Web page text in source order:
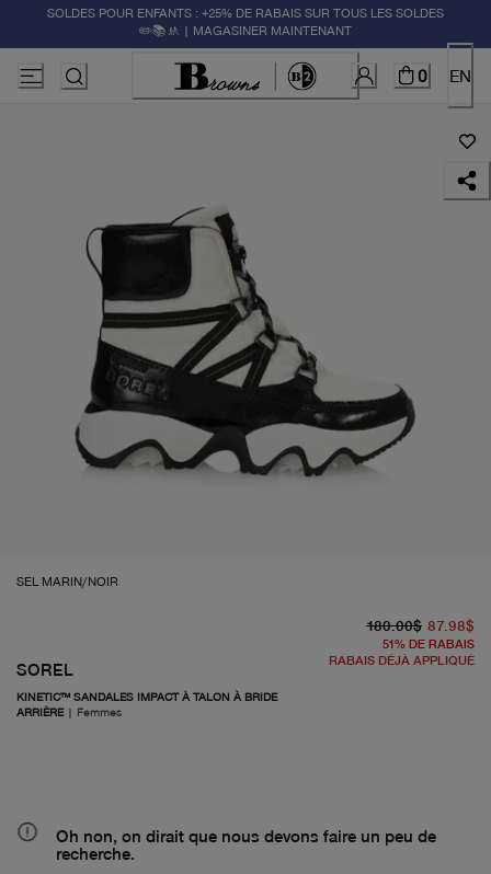
SOLDES POUR ENFANTS : +25% DE RABAIS SUR TOUS LES SOLDES
✏️📚🚸 | MAGASINER MAINTENANT
0 EN
SEL MARIN/NOIR
SOREL
KINETIC™ SANDALES IMPACT À TALON À BRIDE
ARRIÈRE| Femmes
180.00$ 87.98$
51% DE RABAIS
À
RABAIS DÉJÀ APPLIQUÉ
Oh non, on dirait que nous devons faire un peu de
recherche.